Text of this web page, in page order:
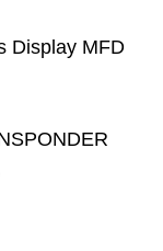
Display MFD